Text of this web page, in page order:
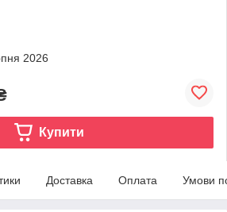
2026
Купити
Доставка Оплата Умови